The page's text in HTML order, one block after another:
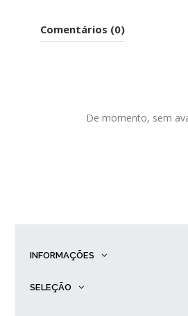
Comentários (0)
De momento, sem
INFORMAÇÕES
SELEÇÃO